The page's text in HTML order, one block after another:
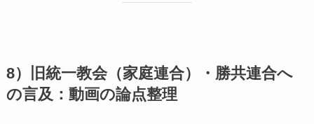
8）旧統一教会（家庭連合）・勝共連合へ
の言及：動画の論点整理